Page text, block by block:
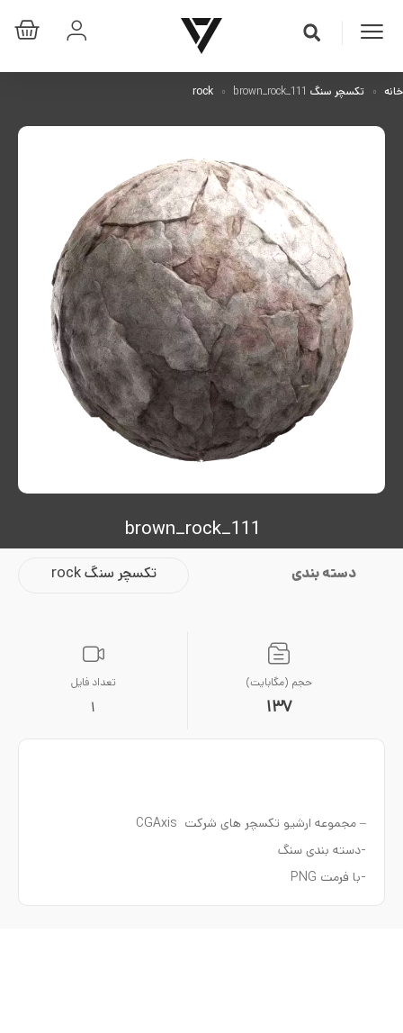
خانه تکسچر سنگ rock brown_rock_111
brown_rock_111
دسته بندی تکسچر سنگ rock
حجم (مگابایت)
137
تعداد فایل
1
– مجموعه ارشیو تکسچر های شرکت CGAxis
-دسته بندی سنگ
-با فرمت PNG